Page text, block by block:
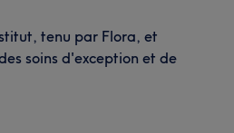
FANNY
e 8 Attentionné/e
tenu par Flora, et
soins d'exception et de